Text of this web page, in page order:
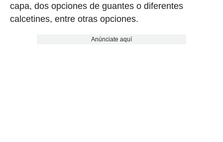
capa, dos opciones de guantes o diferentes
calcetines, entre otras opciones.
Anúnciate aquí